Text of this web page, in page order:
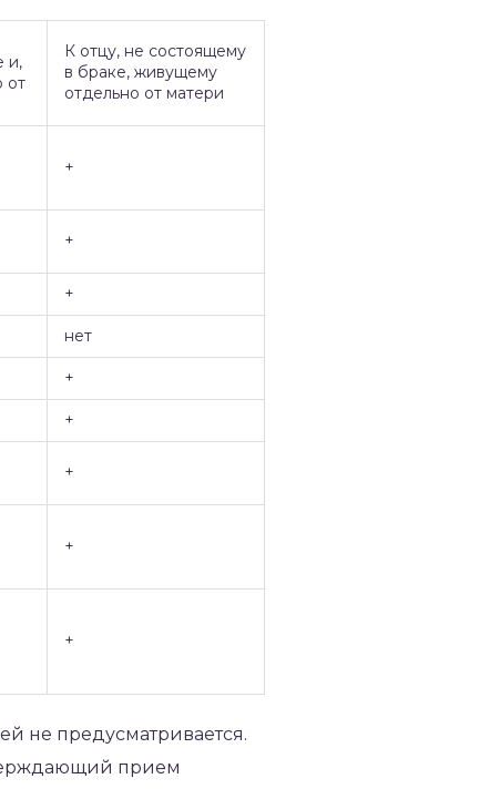
и,
от
К отцу, не состоящему
в браке, живущему
отдельно от матери
+
+
+
нет
+
+
+
+
+
не предусматривается.
прием